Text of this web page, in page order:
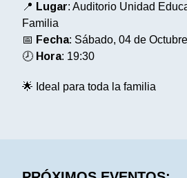
📍 Lugar: Auditorio Unidad
Familia
📅 Fecha: Sábado, 04 de Octubre
🕗 Hora: 19:30
🌟 Ideal para toda la familia